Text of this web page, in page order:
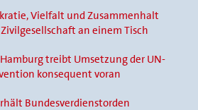
Vielfalt und Zusammenhalt
an einem Tisch
treibt Umsetzung der UN-
konsequent voran
Bundesverdienstorden